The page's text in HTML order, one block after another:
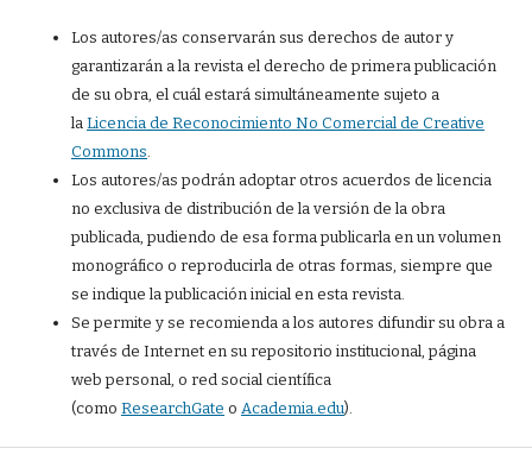
Los autores/as conservarán sus derechos de autor y
garantizarán a la revista el derecho de primera publicación
de su obra, el cuál estará simultáneamente sujeto a
la Licencia de Reconocimiento No Comercial de Creative
Commons.
Los autores/as podrán adoptar otros acuerdos de licencia
no exclusiva de distribución de la versión de la obra
publicada, pudiendo de esa forma publicarla en un volumen
monográfico o reproducirla de otras formas, siempre que
se indique la publicación inicial en esta revista.
Se permite y se recomienda a los autores difundir su obra a
través de Internet en su repositorio institucional, página
web personal, o red social científica
(como ResearchGate o Academia.edu).